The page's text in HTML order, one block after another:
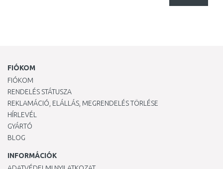
FIÓKOM
FIÓKOM
RENDELÉS STÁTUSZA
REKLAMÁCIÓ, ELÁLLÁS, MEGRENDELÉS TÖRLÉSE
HÍRLEVÉL
GYÁRTÓ
BLOG
INFORMÁCIÓK